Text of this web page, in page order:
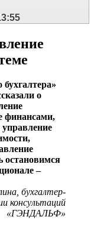
бухгалтера»
о
финансами,
остановимся
–
бухгалтер-
консультаций
«ГЭНДАЛЬФ»